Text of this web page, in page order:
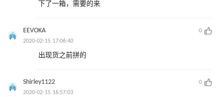
下了一箱，需要的来
EEVOKA
0
2020-02-15 17:06:40
出现货之前拼的
Shirley1122
0
2020-02-15 16:57:03